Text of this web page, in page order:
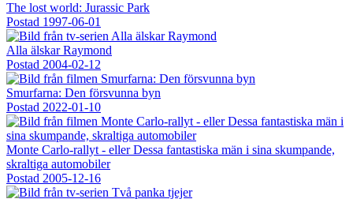
The lost world: Jurassic Park
Postad 1997-06-01
Alla älskar Raymond
Postad 2004-02-12
Smurfarna: Den försvunna byn
Postad 2022-01-10
Monte Carlo-rallyt - eller Dessa fantastiska män i sina skumpande,
skraltiga automobiler
Postad 2005-12-16